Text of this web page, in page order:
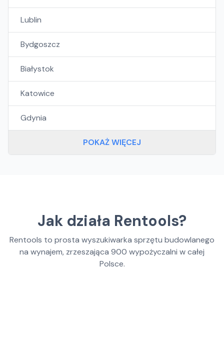
Lublin
Bydgoszcz
Białystok
Katowice
Gdynia
POKAŻ WIĘCEJ
Jak działa Rentools?
Rentools to prosta wyszukiwarka sprzętu budowlanego
na wynajem, zrzeszająca 900 wypożyczalni w całej
Polsce.